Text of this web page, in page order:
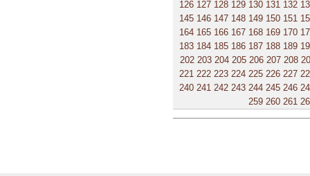
126 127 128 129 130 131 132
145 146 147 148 149 150 151
164 165 166 167 168 169 170
183 184 185 186 187 188 189
202 203 204 205 206 207 208
221 222 223 224 225 226 227
240 241 242 243 244 245 246
259 260 261